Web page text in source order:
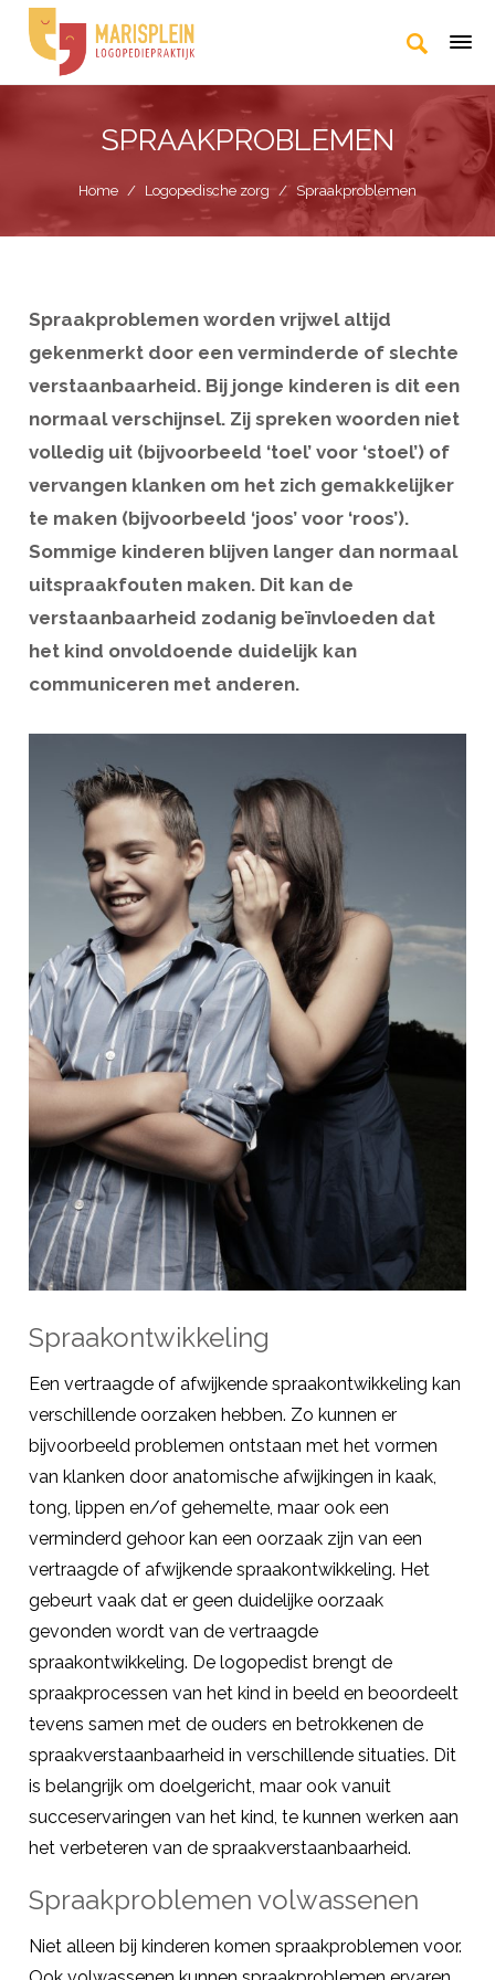
SPRAAKPROBLEMEN
Home / Logopedische zorg / Spraakproblemen
Spraakproblemen worden vrijwel altijd
gekenmerkt door een verminderde of slechte
verstaanbaarheid. Bij jonge kinderen is dit een
normaal verschijnsel. Zij spreken woorden niet
volledig uit (bijvoorbeeld ‘toel’ voor ‘stoel’) of
vervangen klanken om het zich gemakkelijker
te maken (bijvoorbeeld ‘joos’ voor ‘roos’).
Sommige kinderen blijven langer dan normaal
uitspraakfouten maken. Dit kan de
verstaanbaarheid zodanig beïnvloeden dat
het kind onvoldoende duidelijk kan
communiceren met anderen.
Spraakontwikkeling
Een vertraagde of afwijkende spraakontwikkeling kan
verschillende oorzaken hebben. Zo kunnen er
bijvoorbeeld problemen ontstaan met het vormen
van klanken door anatomische afwijkingen in kaak,
tong, lippen en/of gehemelte, maar ook een
verminderd gehoor kan een oorzaak zijn van een
vertraagde of afwijkende spraakontwikkeling. Het
gebeurt vaak dat er geen duidelijke oorzaak
gevonden wordt van de vertraagde
spraakontwikkeling. De logopedist brengt de
spraakprocessen van het kind in beeld en beoordeelt
tevens samen met de ouders en betrokkenen de
spraakverstaanbaarheid in verschillende situaties. Dit
is belangrijk om doelgericht, maar ook vanuit
succeservaringen van het kind, te kunnen werken aan
het verbeteren van de spraakverstaanbaarheid.
Spraakproblemen volwassenen
Niet alleen bij kinderen komen spraakproblemen voor.